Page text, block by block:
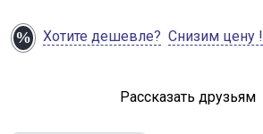
Хотите дешевле? Снизим цену !
Рассказать друзьям